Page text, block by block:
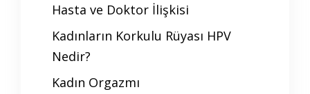
Hasta ve Doktor İlişkisi
Kadınların Korkulu Rüyası HPV
Nedir?
Kadın Orgazmı